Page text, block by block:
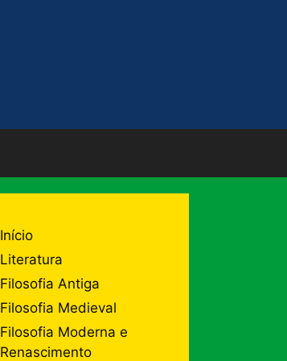
Início
Literatura
Filosofia Antiga
Filosofia Medieval
Filosofia Moderna e
Renascimento